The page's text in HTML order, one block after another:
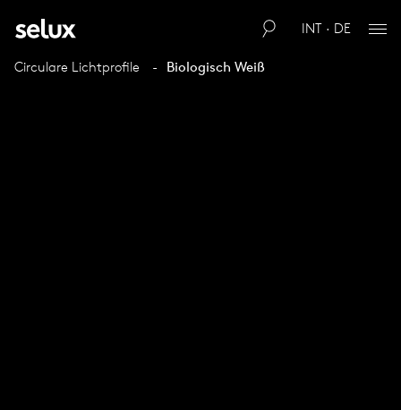
INT · DE
Circulare Lichtprofile Biologisch Weiß